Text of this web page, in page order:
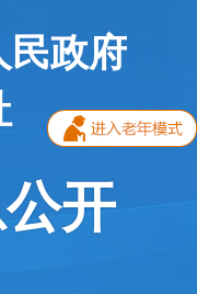
民政府
开